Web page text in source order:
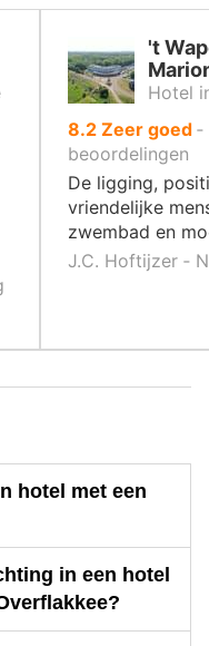
't
Hotel
8.2uit
10
,
Zeer goed ‐
beoordelingen
De ligging,
vriendelijke
zwembad en
J.C. Hoftijzer ‐
hotel met een
in een hotel